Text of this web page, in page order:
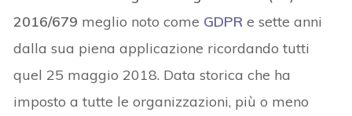
2016/679 meglio noto come GDPR e sette anni
dalla sua piena applicazione ricordando tutti
quel 25 maggio 2018. Data storica che ha
imposto a tutte le organizzazioni, più o meno